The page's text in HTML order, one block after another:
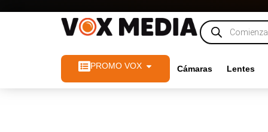
PROMO VOX Cámaras Lentes